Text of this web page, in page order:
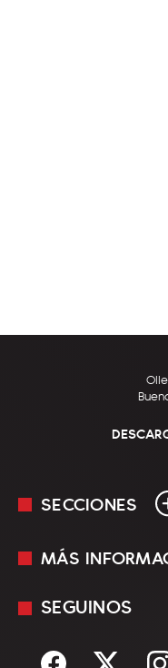
SECCIONES
En Vivo
Sociedad
MÁS
Mediakit
Términos y
SEGUINOS